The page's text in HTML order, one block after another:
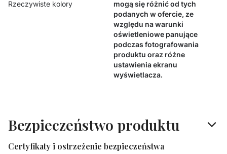
Rzeczywiste kolory
mogą się różnić od tych
podanych w ofercie, ze
względu na warunki
oświetleniowe panujące
podczas fotografowania
produktu oraz różne
ustawienia ekranu
wyświetlacza.
Bezpieczeństwo produktu
Certyfikaty i ostrzeżenie bezpieczeństwa